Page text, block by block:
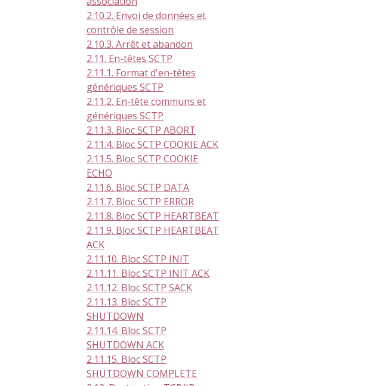
2.10.2. Envoi de données et
contrôle de session
2.10.3. Arrêt et abandon
2.11. En-têtes SCTP
2.11.1. Format d'en-têtes
génériques SCTP
2.11.2. En-tête communs et
génériques SCTP
2.11.3. Bloc SCTP ABORT
2.11.4. Bloc SCTP COOKIE ACK
2.11.5. Bloc SCTP COOKIE
ECHO
2.11.6. Bloc SCTP DATA
2.11.7. Bloc SCTP ERROR
2.11.8. Bloc SCTP HEARTBEAT
2.11.9. Bloc SCTP HEARTBEAT
ACK
2.11.10. Bloc SCTP INIT
2.11.11. Bloc SCTP INIT ACK
2.11.12. Bloc SCTP SACK
2.11.13. Bloc SCTP
SHUTDOWN
2.11.14. Bloc SCTP
SHUTDOWN ACK
2.11.15. Bloc SCTP
SHUTDOWN COMPLETE